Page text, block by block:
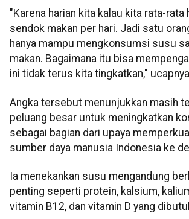
"Karena harian kita kalau kita rata-rata
sendok makan per hari. Jadi satu
hanya mampu mengkonsumsi susu
makan. Bagaimana itu bisa
ini tidak terus kita tingkatkan,"
Angka tersebut menunjukkan masih
peluang besar untuk meningkatkan
sebagai bagian dari upaya
sumber daya manusia Indonesia ke
Ia menekankan susu mengandung
penting seperti protein, kalsium,
vitamin B12, dan vitamin D yang